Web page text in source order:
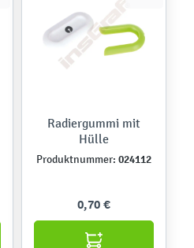
Radiergummi mit
Hülle
Produktnummer: 024112
0,70 €